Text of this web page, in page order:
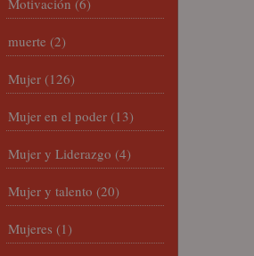
Motivación (6)
muerte (2)
Mujer (126)
Mujer en el poder (13)
Mujer y Liderazgo (4)
Mujer y talento (20)
Mujeres (1)